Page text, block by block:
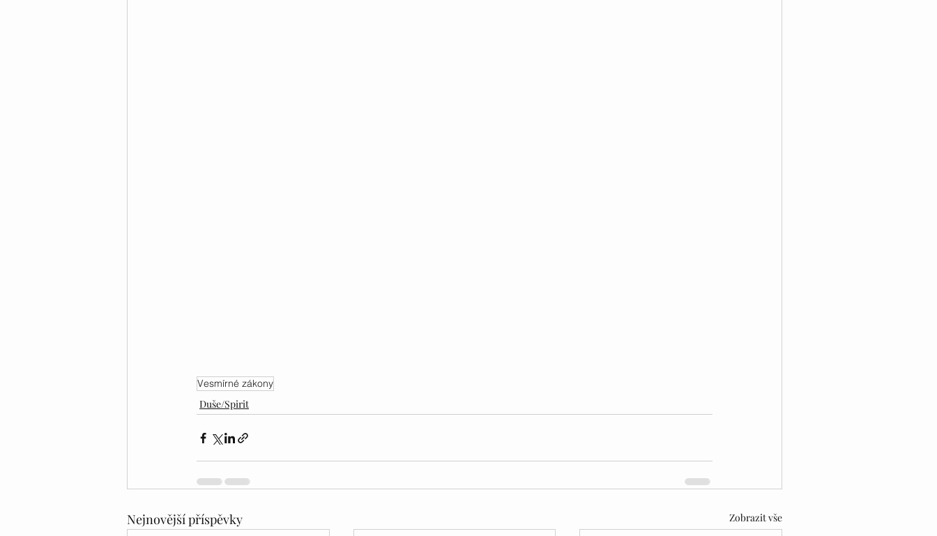
Vesmírné zákony
Duše/Spirit
Nejnovější příspěvky Zobrazit vše